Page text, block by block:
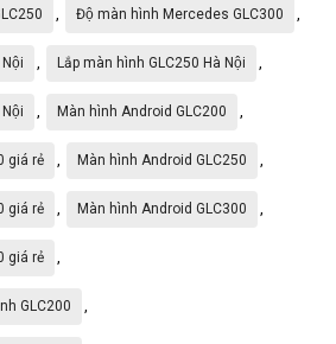
Độ màn hình Mercedes GLC300
Lắp màn hình GLC250 Hà Nội
Màn hình Android GLC200
giá rẻ Màn hình Android GLC250
giá rẻ Màn hình Android GLC300
giá rẻ
GLC200